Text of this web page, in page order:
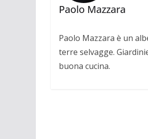
Paolo Mazzara
Paolo Mazzara è un
terre selvagge.
buona cucina.